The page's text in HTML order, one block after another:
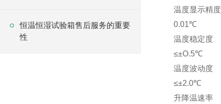
恒温恒湿试验箱售后服务的重要
性
温度显示精度
0.01℃
温度稳定度
≤±O.5℃
温度波动度
≤±2.0℃
升降温速率